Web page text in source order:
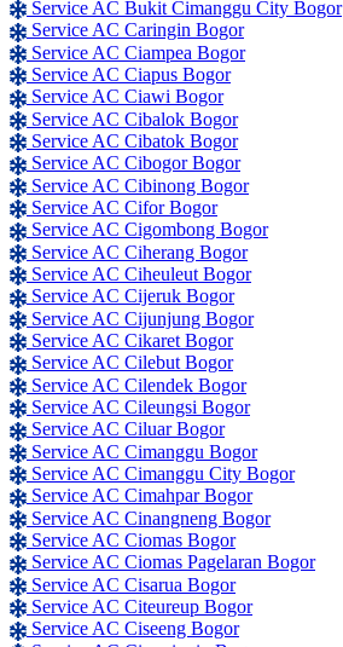
Service AC Bukit Cimanggu City Bogor
Service AC Caringin Bogor
Service AC Ciampea Bogor
Service AC Ciapus Bogor
Service AC Ciawi Bogor
Service AC Cibalok Bogor
Service AC Cibatok Bogor
Service AC Cibogor Bogor
Service AC Cibinong Bogor
Service AC Cifor Bogor
Service AC Cigombong Bogor
Service AC Ciherang Bogor
Service AC Ciheuleut Bogor
Service AC Cijeruk Bogor
Service AC Cijunjung Bogor
Service AC Cikaret Bogor
Service AC Cilebut Bogor
Service AC Cilendek Bogor
Service AC Cileungsi Bogor
Service AC Ciluar Bogor
Service AC Cimanggu Bogor
Service AC Cimanggu City Bogor
Service AC Cimahpar Bogor
Service AC Cinangneng Bogor
Service AC Ciomas Bogor
Service AC Ciomas Pagelaran Bogor
Service AC Cisarua Bogor
Service AC Citeureup Bogor
Service AC Ciseeng Bogor